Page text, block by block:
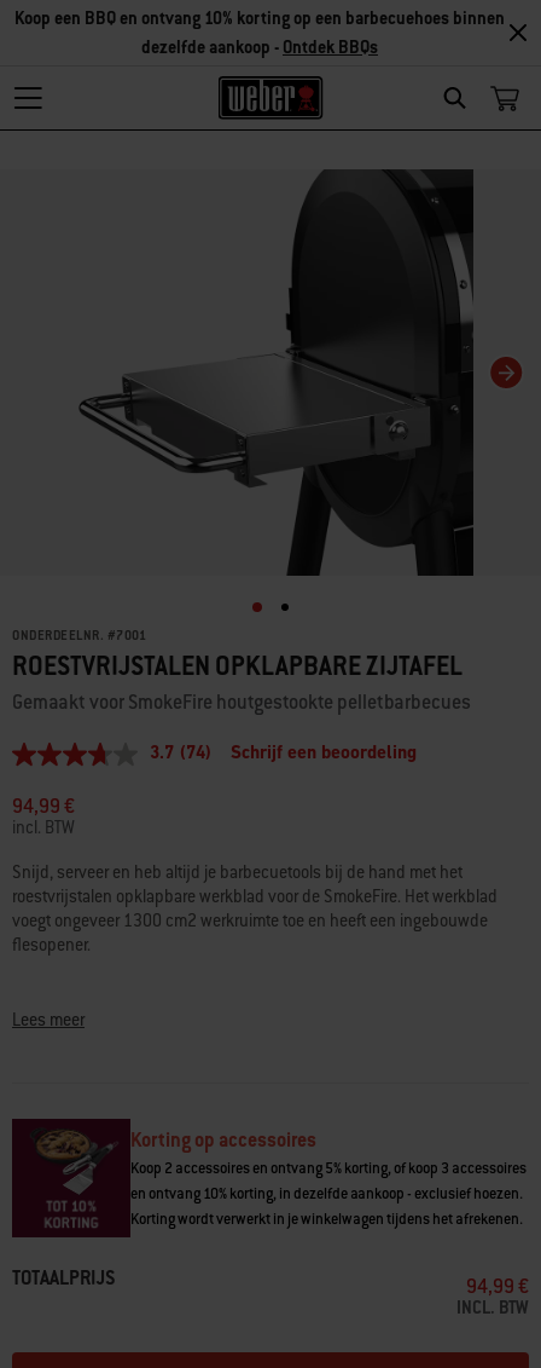
Search
Koop een BBQ en ontvang 10% korting op een barbecuehoes binnen
dezelfde aankoop - Ontdek BBQs
Als je deze huidige dia van deze carrousel wijzigt, wordt de huidige dia van
ONDERDEELNR. #7001
ROESTVRIJSTALEN OPKLAPBARE ZIJTAFEL
Gemaakt voor SmokeFire houtgestookte pelletbarbecues
3.7
5
sterren,
gemiddelde
scorewaarde.
Read
74
Reviews.
Dezelfde
paginalink.
3.7 (74) Schrijf een beoordeling
94,99 €
incl. BTW
Snijd, serveer en heb altijd je barbecuetools bij de hand met het
roestvrijstalen opklapbare werkblad voor de SmokeFire. Het werkblad
voegt ongeveer 1300 cm2 werkruimte toe en heeft een ingebouwde
flesopener.
• Voegt ongeveer 1300 cm2 werkruimte toe en kan tot 18 kilo dragen
• Bevestigen aan de linkerkant van de barbecue
• Ingebouwde opbergplaats voor snijplank (Weber-snijplank afzonderlijk
verkocht)
Lees meer
Korting op accessoires
Koop 2 accessoires en ontvang 5% korting, of koop 3 accessoires
en ontvang 10% korting, in dezelfde aankoop - exclusief hoezen.
Korting wordt verwerkt in je winkelwagen tijdens het afrekenen.
TOTAALPRIJS 94,99 €
INCL. BTW